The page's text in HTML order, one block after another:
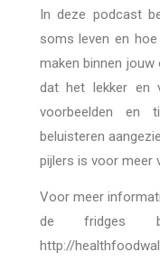
In deze podcast
soms leven en
maken binnen jouw
dat het lekker en
voorbeelden en
beluisteren
pijlers is voor meer
Voor meer
de fridges
http://